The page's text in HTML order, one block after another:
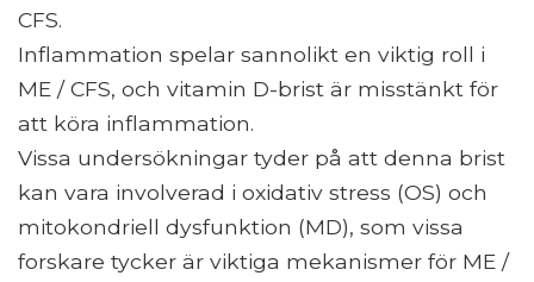
CFS.
Inflammation spelar sannolikt en viktig roll i
ME / CFS, och vitamin D-brist är misstänkt för
att köra inflammation.
Vissa undersökningar tyder på att denna brist
kan vara involverad i oxidativ stress (OS) och
mitokondriell dysfunktion (MD), som vissa
forskare tycker är viktiga mekanismer för ME /